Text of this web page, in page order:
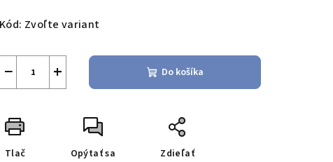
cena:
Kód: Zvoľte variant
+
− Do košíka
Tlač Opýtať sa Zdieľať